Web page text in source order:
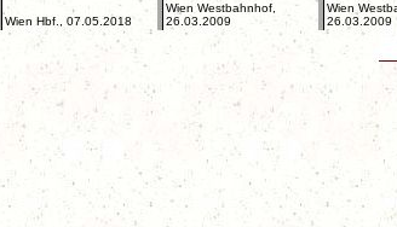
Wien Hbf., 07.05.2018
Wien Westbahnhof,
26.03.2009
Wien
26.03.2009